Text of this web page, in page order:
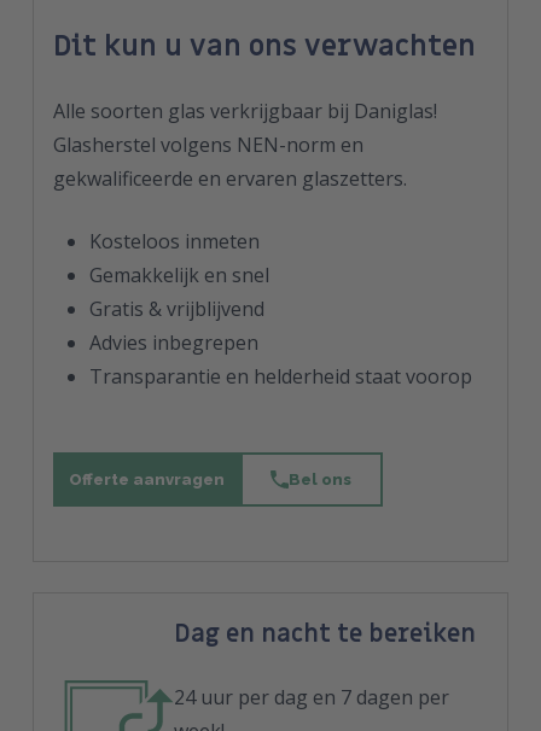
Dit kun u van ons verwachten
Alle soorten glas verkrijgbaar bij Daniglas!
Glasherstel volgens NEN-norm en
gekwalificeerde en ervaren glaszetters.
Kosteloos inmeten
Gemakkelijk en snel
Gratis & vrijblijvend
Advies inbegrepen
Transparantie en helderheid staat voorop
Offerte aanvragen Bel ons
Dag en nacht te bereiken
24 uur per dag en 7 dagen per